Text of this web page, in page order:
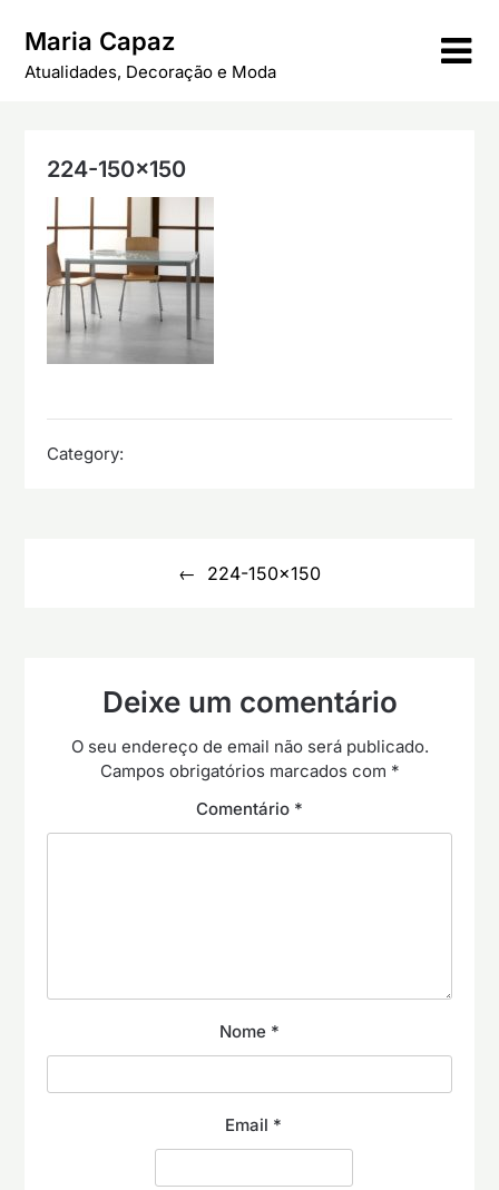
content
Maria Capaz
Atualidades, Decoração e Moda
224-150×150
Category:
224-150×150
Deixe um comentário
O seu endereço de email não será publicado.
Campos obrigatórios marcados com *
Comentário *
Nome *
Email *